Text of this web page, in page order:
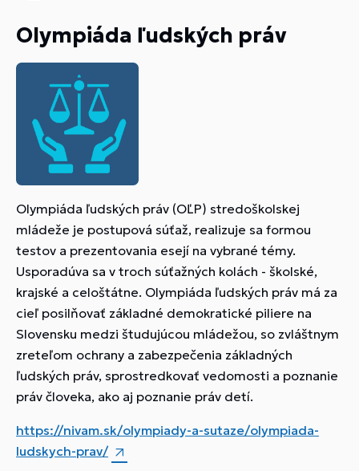
Olympiáda ľudských práv
Olympiáda ľudských práv (OĽP) stredoškolskej
mládeže je postupová súťaž, realizuje sa formou
testov a prezentovania esejí na vybrané témy.
Usporadúva sa v troch súťažných kolách - školské,
krajské a celoštátne. Olympiáda ľudských práv má za
cieľ posilňovať základné demokratické piliere na
Slovensku medzi študujúcou mládežou, so zvláštnym
zreteľom ochrany a zabezpečenia základných
ľudských práv, sprostredkovať vedomosti a poznanie
práv človeka, ako aj poznanie práv detí.
https://nivam.sk/olympiady-a-sutaze/olympiada-
ludskych-prav/